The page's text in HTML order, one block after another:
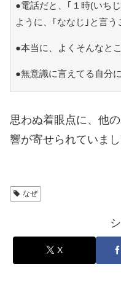
●電話だと、｢１時(いち
ように、｢ななじ｣と言う
●本当に、よくそんなと
●無意識に言えてる自分
思わぬ着眼点に、他
響が寄せられていまし
なぜ
X